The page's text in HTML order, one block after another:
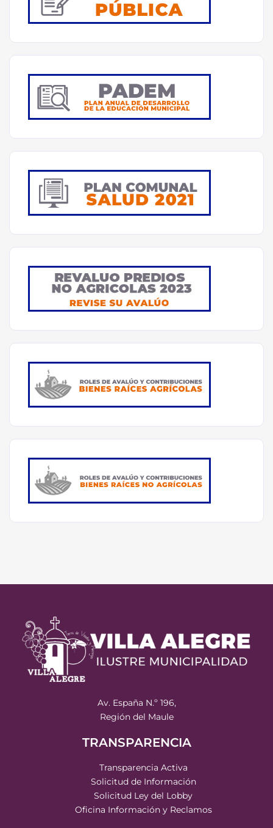
Av. España N.º 196,
Región del Maule
TRANSPARENCIA
Transparencia Activa
Solicitud de Información
Solicitud Ley del Lobby
Oficina Información y Reclamos